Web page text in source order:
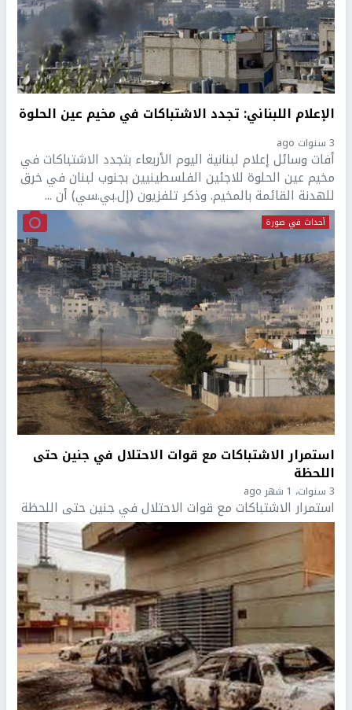
الإعلام اللبناني: تجدد الاشتباكات في مخيم عين الحلوة
3 سنوات ago
أفات وسائل إعلام لبنانية اليوم الأربعاء بتجدد الاشتباكات في
مخيم عين الحلوة للاجئين الفلسطينيين بجنوب لبنان في خرق
للهدنة القائمة بالمخيم. وذكر تلفزيون (إل.بي.سي) أن ...
أحداث في صورة
استمرار الاشتباكات مع قوات الاحتلال في جنين حتى
اللحظة
3 سنوات، 1 شهر ago
استمرار الاشتباكات مع قوات الاحتلال في جنين حتى اللحظة